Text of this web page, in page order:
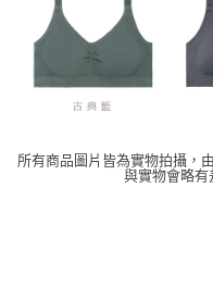
所有商品圖片皆為實物拍攝，
與實物會略有